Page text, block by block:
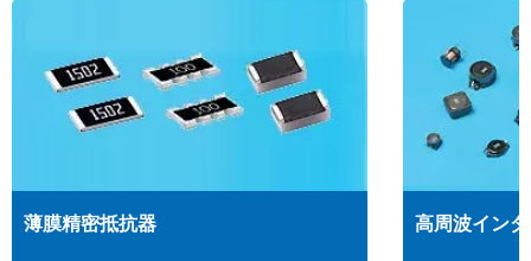
薄膜精密抵抗器 高周波イン